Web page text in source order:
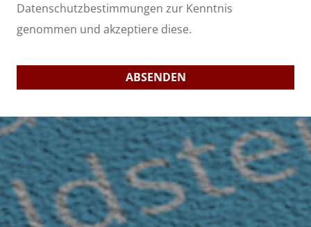
Datenschutzbestimmungen zur Kenntnis
genommen und akzeptiere diese.
ABSENDEN